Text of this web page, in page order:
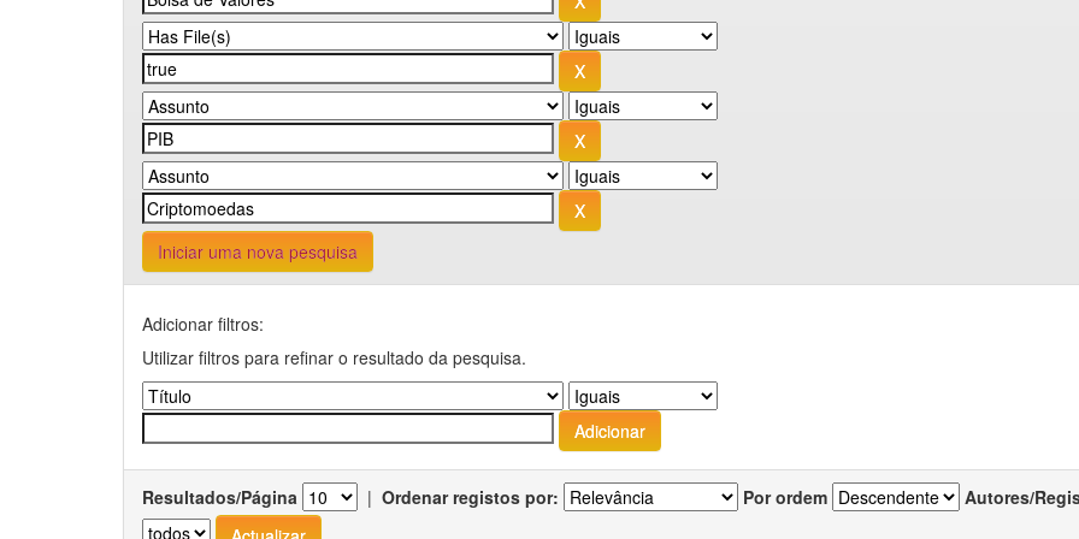
Iniciar uma nova pesquisa
Adicionar filtros:
Utilizar filtros para refinar o resultado da pesquisa.
Resultados/Página | Ordenar registos por: Por ordem Autores/